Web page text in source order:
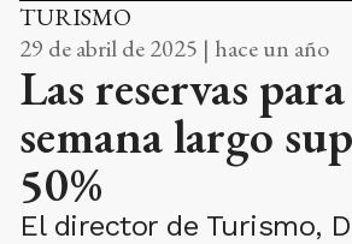
TURISMO
29 de abril de 2025 | hace un año
Las reservas
semana largo
50%
El director de Turismo,